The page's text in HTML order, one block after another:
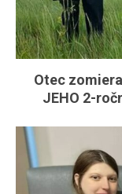
Otec
JEHO 2-